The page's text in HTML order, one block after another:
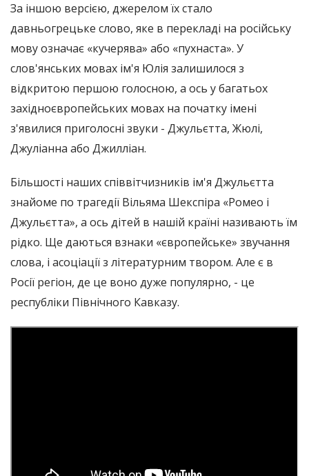
За іншою версією, джерелом їх стало
давньогрецьке слово, яке в перекладі на російську
мову означає «кучерява» або «пухнаста». У
слов'янських мовах ім'я Юлія залишилося з
відкритою першою голосною, а ось у багатьох
західноєвропейських мовах на початку імені
з'явилися приголосні звуки - Джульєтта, Жюлі,
Джуліанна або Джилліан.
Більшості наших співвітчизників ім'я Джульєтта
знайоме по трагедії Вільяма Шекспіра «Ромео і
Джульєтта», а ось дітей в нашій країні називають їм
рідко. Ще даються взнаки «європейське» звучання
слова, і асоціації з літературним твором. Але є в
Росії регіон, де це воно дуже популярно, - це
республіки Північного Кавказу.